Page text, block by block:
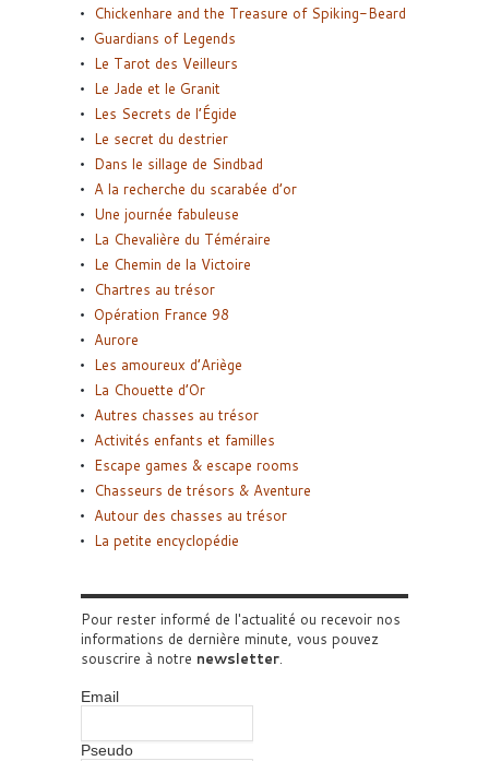
Chickenhare and the Treasure of Spiking-Beard
Guardians of Legends
Le Tarot des Veilleurs
Le Jade et le Granit
Les Secrets de l’Égide
Le secret du destrier
Dans le sillage de Sindbad
A la recherche du scarabée d’or
Une journée fabuleuse
La Chevalière du Téméraire
Le Chemin de la Victoire
Chartres au trésor
Opération France 98
Aurore
Les amoureux d’Ariège
La Chouette d’Or
Autres chasses au trésor
Activités enfants et familles
Escape games & escape rooms
Chasseurs de trésors & Aventure
Autour des chasses au trésor
La petite encyclopédie
Pour rester informé de l'actualité ou recevoir nos
informations de dernière minute, vous pouvez
souscrire à notre newsletter.
Email
Pseudo